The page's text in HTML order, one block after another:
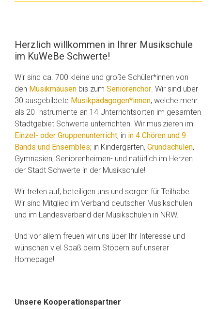
Herzlich willkommen in Ihrer Musikschule
im KuWeBe Schwerte!
Wir sind ca. 700 kleine und große Schüler*innen von
den Musikmäusen bis zum Seniorenchor. Wir sind über
30 ausgebildete Musikpädagogen*innen, welche mehr
als 20 Instrumente an 14 Unterrichtsorten im gesamten
Stadtgebiet Schwerte unterrichten. Wir musizieren im
Einzel- oder Gruppenunterricht, in in 4 Chören und 9
Bands und Ensembles; in Kindergärten, Grundschulen,
Gymnasien, Seniorenheimen- und natürlich im Herzen
der Stadt Schwerte in der Musikschule!
Wir treten auf, beteiligen uns und sorgen für Teilhabe.
Wir sind Mitglied im Verband deutscher Musikschulen
und im Landesverband der Musikschulen in NRW.
Und vor allem freuen wir uns über Ihr Interesse und
wünschen viel Spaß beim Stöbern auf unserer
Homepage!
Unsere Kooperationspartner